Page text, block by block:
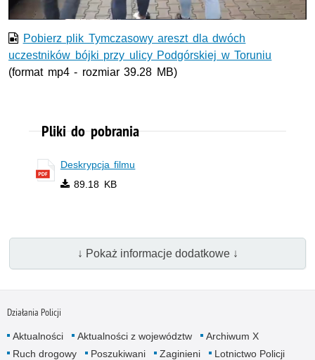
Pobierz plik Tymczasowy areszt dla dwóch
uczestników bójki przy ulicy Podgórskiej w Toruniu
(format mp4 - rozmiar 39.28 MB)
Pliki do pobrania
Deskrypcja filmu
89.18 KB
↓ Pokaż informacje dodatkowe ↓
Działania Policji
Aktualności Aktualności z województw
Archiwum X
Ruch drogowy
Poszukiwani Zaginieni
Lotnictwo Policji